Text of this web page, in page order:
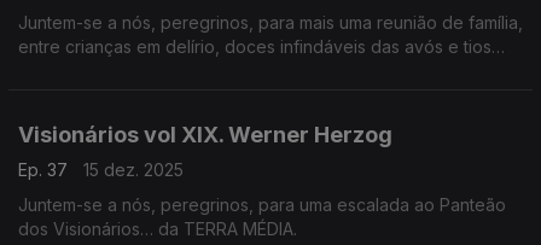
Juntem-se a nós, peregrinos, para mais uma reunião de família,
entre crianças em delírio, doces infindáveis das avós e tios
Visionários vol XIX. Werner Herzog
Ep. 37
15 dez. 2025
Juntem-se a nós, peregrinos, para uma escalada ao Panteão
dos Visionários… da TERRA MÉDIA.